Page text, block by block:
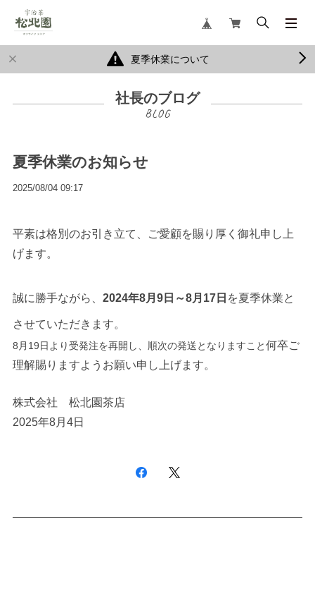
夏季休業について
社長のブログ
夏季休業のお知らせ
2025/08/04 09:17
平素は格別のお引き立て、ご愛顧を賜り厚く御礼申し上
げます。
誠に勝手ながら、 2024年8月9日～8月17日 を夏季休業と
させていただきます。
8月19日より受発注を再開し、順次の発送となりますこと何卒ご
理解賜りますようお願い申し上げます。
株式会社 松北園茶店
2025年8月4日